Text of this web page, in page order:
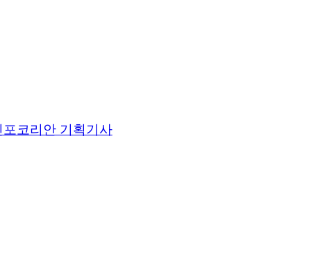
포코리안 기획기사